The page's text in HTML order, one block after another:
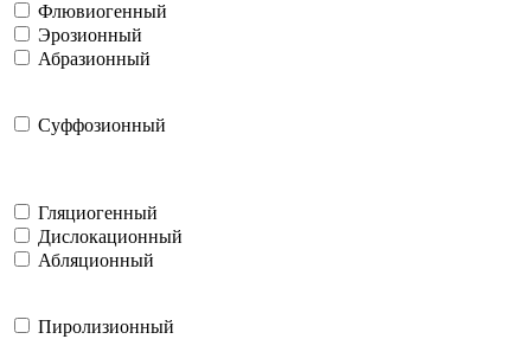
Флювиогенный
Эрозионный
Абразионный
Суффозионный
Гляциогенный
Дислокационный
Абляционный
Пиролизионный